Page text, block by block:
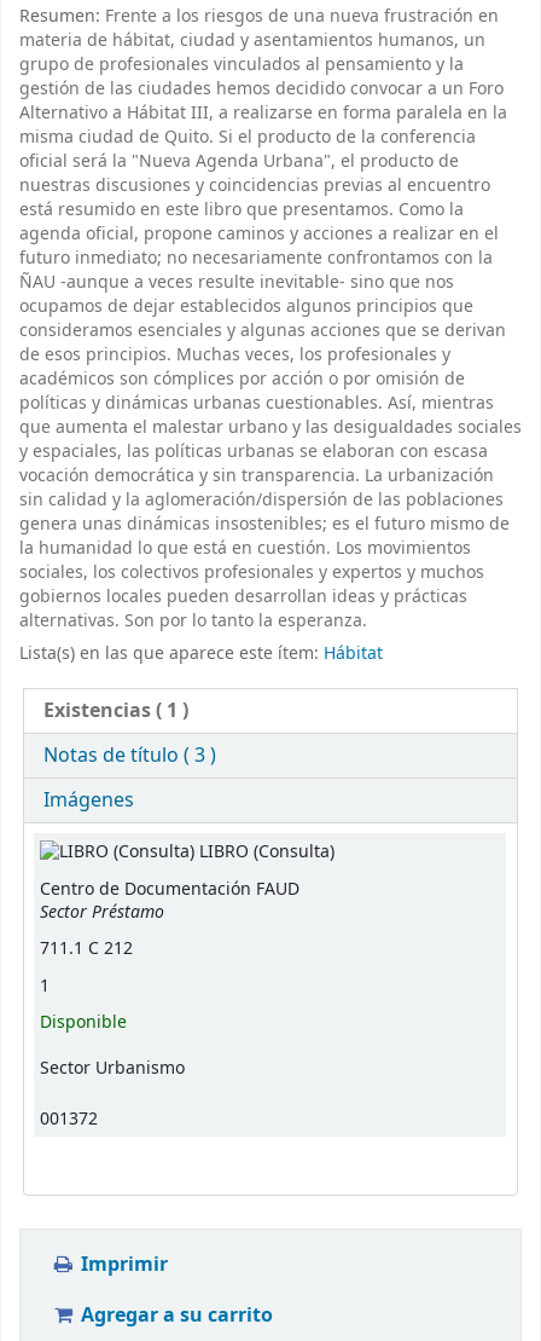
Resumen: Frente a los riesgos de una nueva frustración en
materia de hábitat, ciudad y asentamientos humanos, un
grupo de profesionales vinculados al pensamiento y la
gestión de las ciudades hemos decidido convocar a un Foro
Alternativo a Hábitat III, a realizarse en forma paralela en la
misma ciudad de Quito. Si el producto de la conferencia
oficial será la "Nueva Agenda Urbana", el producto de
nuestras discusiones y coincidencias previas al encuentro
está resumido en este libro que presentamos. Como la
agenda oficial, propone caminos y acciones a realizar en el
futuro inmediato; no necesariamente confrontamos con la
ÑAU -aunque a veces resulte inevitable- sino que nos
ocupamos de dejar establecidos algunos principios que
consideramos esenciales y algunas acciones que se derivan
de esos principios. Muchas veces, los profesionales y
académicos son cómplices por acción o por omisión de
políticas y dinámicas urbanas cuestionables. Así, mientras
que aumenta el malestar urbano y las desigualdades sociales
y espaciales, las políticas urbanas se elaboran con escasa
vocación democrática y sin transparencia. La urbanización
sin calidad y la aglomeración/dispersión de las poblaciones
genera unas dinámicas insostenibles; es el futuro mismo de
la humanidad lo que está en cuestión. Los movimientos
sociales, los colectivos profesionales y expertos y muchos
gobiernos locales pueden desarrollan ideas y prácticas
alternativas. Son por lo tanto la esperanza.
Lista(s) en las que aparece este ítem: Hábitat
Existencias( 1 )
Notas de título ( 3 )
Imágenes
Existencias
LIBRO (Consulta)
Centro de Documentación FAUD
Sector Préstamo
711.1 C 212
1
Disponible
Sector Urbanismo
001372
Imprimir
Agregar a su carrito